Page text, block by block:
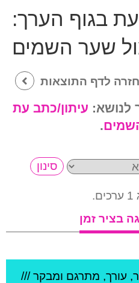
בגוף הערך:
שער השמים
חזרה לדף התוצאות
עיתון/כתב עת
.
בציר זמן
עורך, מתרגם ומבקר ///